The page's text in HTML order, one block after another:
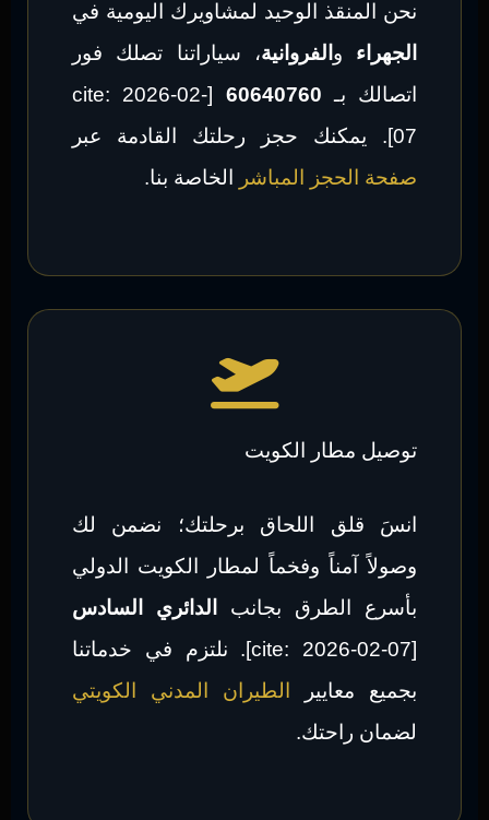
نحن المنقذ الوحيد لمشاويرك اليومية في
الجهراء و الفروانية، سياراتنا تصلك فور
اتصالك بـ 60640760
[cite: 2026-02-
07]. يمكنك حجز رحلتك القادمة عبر
صفحة الحجز المباشر
الخاصة بنا.
توصيل مطار الكويت
انسَ قلق اللحاق برحلتك؛ نضمن لك
وصولاً آمناً وفخماً لمطار الكويت الدولي
بأسرع الطرق بجانب
الدائري السادس
[cite: 2026-02-07]. نلتزم في خدماتنا
بجميع معايير
الطيران المدني الكويتي
لضمان راحتك.